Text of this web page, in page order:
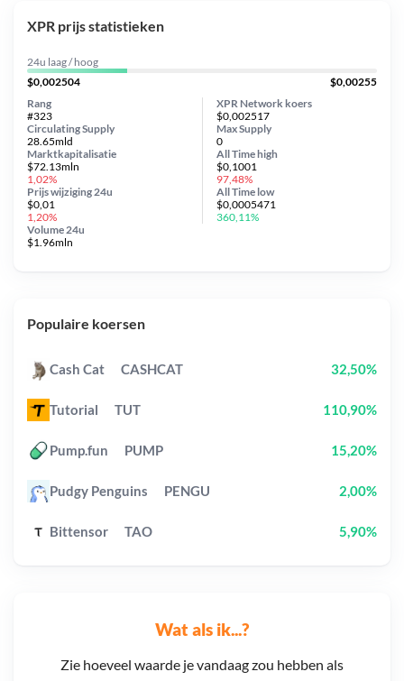
Wat als ik...?
Zie hoeveel waarde je vandaag zou hebben als
XPR prijs statistieken
24u laag / hoog
$0,002504
$0,00255
XPR Network koers
$0,002517
Circulating Supply
28.65mld
Prijs wijziging 24u
$0,01
1,20%
Max Supply
0
Marktkapitalisatie
$72.13mln
1,02%
Volume 24u
$1.96mln
Rang
#323
All Timehigh
$0,1001
97,48%
All Time low
$0,0005471
360,11%
Populaire koersen
Cash Cat CASHCAT 32,50%
Tutorial TUT 110,90%
Pump.fun PUMP 15,20%
Pudgy Penguins PENGU 2,00%
Bittensor TAO 5,90%